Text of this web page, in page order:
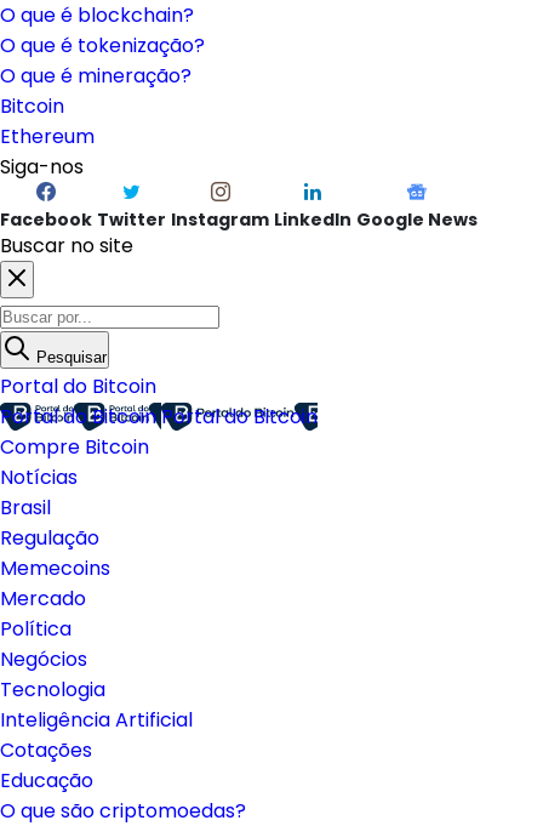
O que é blockchain?
O que é tokenização?
O que é mineração?
Bitcoin
Ethereum
Siga-nos
Facebook Twitter Instagram LinkedIn Google News
Buscar no site
Pesquisar
Portal do Bitcoin
Portal do BitcoinPortal do Bitcoin
Compre Bitcoin
Notícias
Brasil
Regulação
Memecoins
Mercado
Política
Negócios
Tecnologia
Inteligência Artificial
Cotações
Educação
O que são criptomoedas?